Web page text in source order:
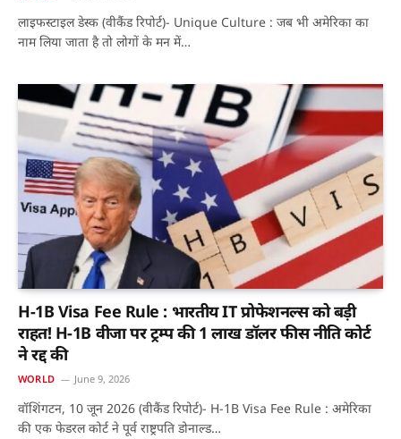
लाइफस्टाइल डेस्क (वीकैंड रिपोर्ट)- Unique Culture : जब भी अमेरिका का
नाम लिया जाता है तो लोगों के मन में…
H-1B Visa Fee Rule : भारतीय IT प्रोफेशनल्स को बड़ी
राहत! H-1B वीजा पर ट्रम्प की 1 लाख डॉलर फीस नीति कोर्ट
ने रद्द की
WORLD June 9, 2026
वॉशिंगटन, 10 जून 2026 (वीकैंड रिपोर्ट)- H-1B Visa Fee Rule : अमेरिका
की एक फेडरल कोर्ट ने पूर्व राष्ट्रपति डोनाल्ड…